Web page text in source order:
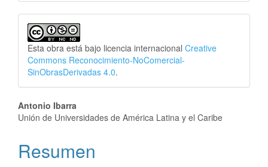
Esta obra está bajo licencia internacional Creative
Commons Reconocimiento-NoComercial-
SinObrasDerivadas 4.0.
Antonio Ibarra
Unión de Universidades de América Latina y el Caribe
Resumen